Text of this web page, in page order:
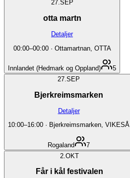
27.SEP
otta martn
Detaljer
00:00–00:00· Ottamartnan, OTTA
Innlandet (Hedmark og Oppland)
5
27. SEP
Bjerkreimsmarken
Detaljer
10:00–16:00 · Bjerkreimsmarken, VIKESÅ
Rogaland
7
2. OKT
Får i kål festivalen